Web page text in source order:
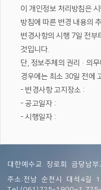
이 개인정보 처리방침은
방침에 따른 변경 내용의
변경사항의 시행 7일 전부
것입니다.
단, 정보주체의 권리·의
경우에는 최소 30일 전에
- 변경사항 고지장소 :
- 공고일자 :
- 시행일자 :
대한예수교 장로회 금당남부
주소:전남 순천시 대석4길